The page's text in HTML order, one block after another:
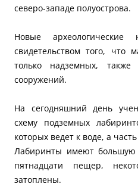
северо-западе полуострова.
Новые археологические
свидетельством того, что
только надземных,
сооружений.
На сегодняшний день
схему подземных
которых ведет к воде, а
Лабиринты имеют большую
пятнадцати пещер,
затоплены.